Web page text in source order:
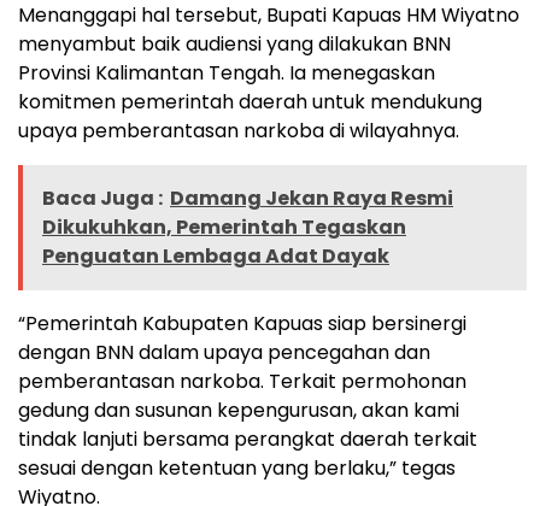
Menanggapi hal tersebut, Bupati Kapuas HM Wiyatno
menyambut baik audiensi yang dilakukan BNN
Provinsi Kalimantan Tengah. Ia menegaskan
komitmen pemerintah daerah untuk mendukung
upaya pemberantasan narkoba di wilayahnya.
Baca Juga : Damang Jekan Raya Resmi
Dikukuhkan, Pemerintah Tegaskan
Penguatan Lembaga Adat Dayak
“Pemerintah Kabupaten Kapuas siap bersinergi
dengan BNN dalam upaya pencegahan dan
pemberantasan narkoba. Terkait permohonan
gedung dan susunan kepengurusan, akan kami
tindak lanjuti bersama perangkat daerah terkait
sesuai dengan ketentuan yang berlaku,” tegas
Wiyatno.